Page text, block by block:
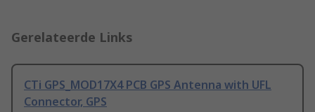
Gerelateerde Links
CTi GPS_MOD17X4 PCB GPS Antenna with UFL
Connector, GPS